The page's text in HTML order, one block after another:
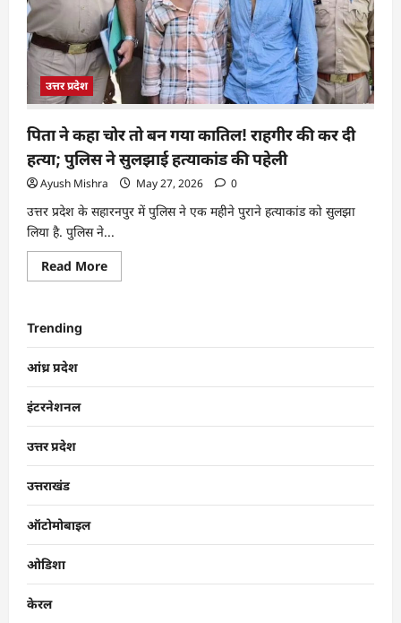
उत्तर प्रदेश
पिता ने कहा चोर तो बन गया कातिल! राहगीर की कर दी
हत्या; पुलिस ने सुलझाई हत्याकांड की पहेली
Ayush Mishra May 27, 2026 0
उत्तर प्रदेश के सहारनपुर में पुलिस ने एक महीने पुराने हत्याकांड को सुलझा
लिया है. पुलिस ने...
Read More
Trending
आंध्र प्रदेश
इंटरनेशनल
उत्तर प्रदेश
उत्तराखंड
ऑटोमोबाइल
ओडिशा
केरल